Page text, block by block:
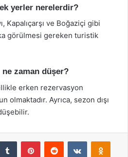
yerler nerelerdir?
Kapalıçarşı ve Boğaziçi gibi
görülmesi gereken turistik
zaman düşer?
erken rezervasyon
olmaktadır. Ayrıca, sezon dışı
Tumblr PinterestReddit VKontakte